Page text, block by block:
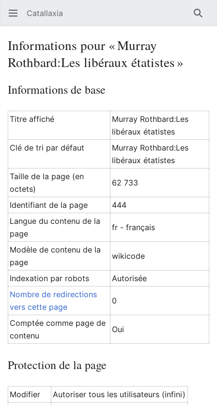
Ouvrir le menu principal Catallaxia
Informations pour « Murray
Rothbard:Les libéraux étatistes »
Informations de base
Titre affiché
Murray Rothbard:Les
libéraux étatistes
Clé de tri par défaut
Murray Rothbard:Les
libéraux étatistes
Taille de la page (en
octets)
62 733
Identifiant de la page
444
Langue du contenu de la
page
fr - français
Modèle de contenu de la
page
wikicode
Indexation par robots
Autorisée
Nombre de redirections
vers cette page
0
Comptée comme page de
contenu
Oui
Protection de la page
Modifier
Autoriser tous les utilisateurs (infini)